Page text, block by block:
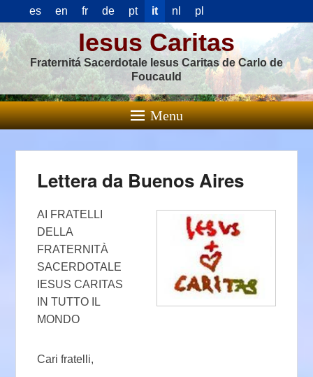
es en fr de pt it nl pl
Iesus Caritas
Fraternitá Sacerdotale Iesus Caritas de Carlo de
Foucauld
Menu
Lettera da Buenos Aires
AI FRATELLI
DELLA
FRATERNITÀ
SACERDOTALE
IESUS CARITAS
IN TUTTO IL
MONDO
Cari fratelli,